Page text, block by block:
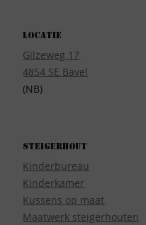
Locatie
Gilzeweg 17
4854 SE Bavel
(NB)
Steigerhout
Kinderbureau
Kinderkamer
Kussens op maat
Maatwerk steigerhouten